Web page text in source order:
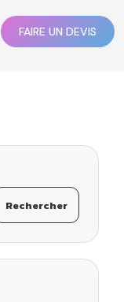
FAIRE UN DEVIS
Rechercher